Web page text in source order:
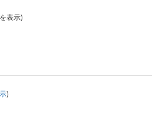
表示)
)